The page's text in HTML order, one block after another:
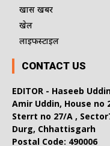
खास खबर
खेल
लाइफस्टाइल
CONTACT US
EDITOR - Haseeb
Amir Uddin, House no
Sterrt no 27/A ,
Durg, Chhattisgarh
Postal Code: 490006